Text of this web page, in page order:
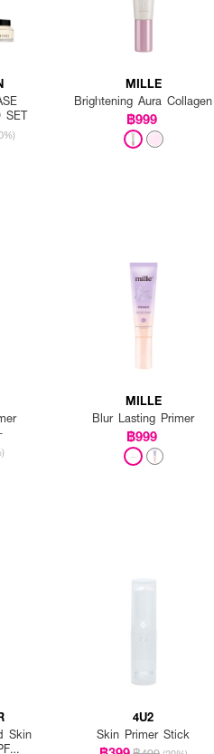
SET
MILLE
Brightening Aura Collagen
฿999
MILLE
Blur Lasting Primer
฿999
Skin
4U2
Skin Primer Stick